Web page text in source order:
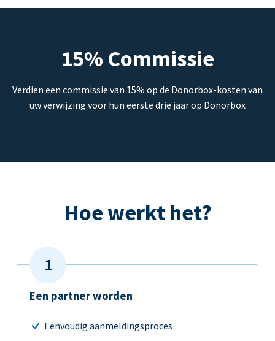
15% Commissie
Verdien een commissie van 15% op de Donorbox-kosten van
uw verwijzing voor hun eerste drie jaar op Donorbox
Hoe werkt het?
Een partner worden
Eenvoudig aanmeldingsproces